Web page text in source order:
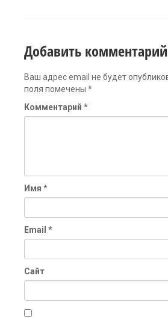
Добавить комментарий
Ваш адрес email не будет
поля помечены *
Комментарий *
Имя *
Email *
Сайт